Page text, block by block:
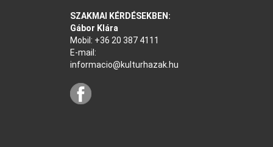
SZAKMAI KÉRDÉSEKBEN:
Gábor Klára
Mobil: +36 20 387 4111
E-mail:
informacio@kulturhazak.hu